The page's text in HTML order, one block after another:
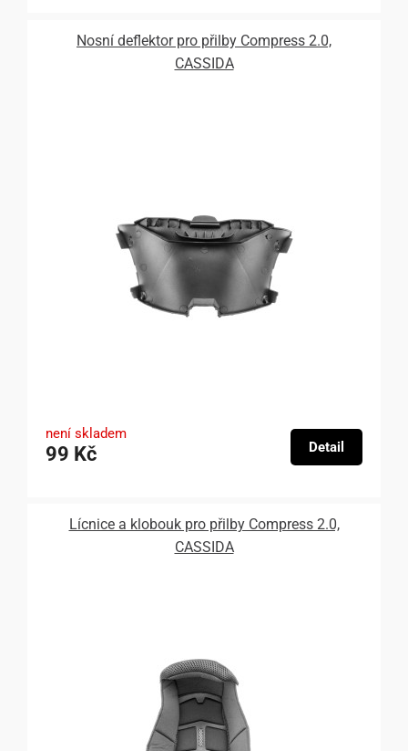
Nosní deflektor pro přilby Compress 2.0,
CASSIDA
není skladem
99 Kč Detail
Lícnice a klobouk pro přilby Compress 2.0,
CASSIDA